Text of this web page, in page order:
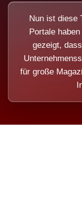
Nun ist diese
Portale
gezeigt,
für große